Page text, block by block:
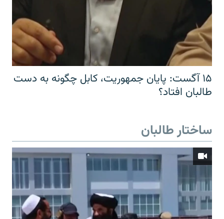
۱۵ آگست: پایان جمهوریت، کابل چگونه به دست
طالبان افتاد؟
ساختار طالبان